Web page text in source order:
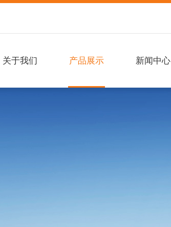
关于我们 产品展示 新闻中心